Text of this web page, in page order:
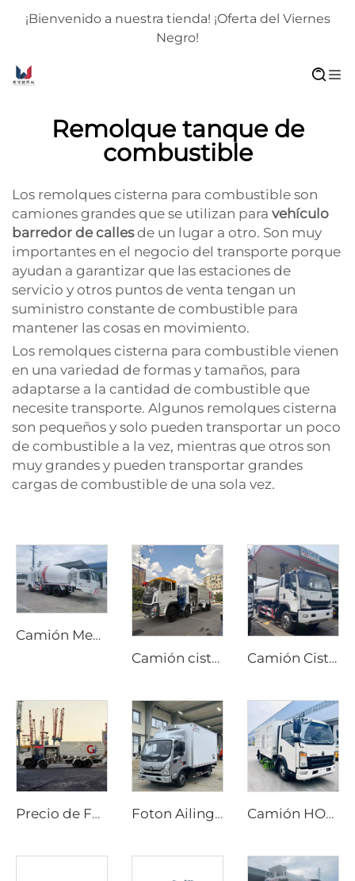
¡Bienvenido a nuestra tienda! ¡Oferta del Viernes
Negro!
Remolque tanque de
combustible
Los remolques cisterna para combustible son
camiones grandes que se utilizan para vehículo
barredor de callesde un lugar a otro. Son muy
importantes en el negocio del transporte porque
ayudan a garantizar que las estaciones de
servicio y otros puntos de venta tengan un
suministro constante de combustible para
mantener las cosas en movimiento.
Los remolques cisterna para combustible vienen
en una variedad de formas y tamaños, para
adaptarse a la cantidad de combustible que
necesite transporte. Algunos remolques cisterna
son pequeños y solo pueden transportar un poco
de combustible a la vez, mientras que otros son
muy grandes y pueden transportar grandes
cargas de combustible de una sola vez.
Camión Mezclador de Cemento Diesel Personalizado con Opciones de Transmisión Manual o Automática y Dirección Bidireccional para Producción en Túneles
Camión cisterna de combustible Dongfeng 8x4 340hp de 12 ruedas, capacidad de 25000 litros, vehículo nuevo de repostaje manual para aviación, avión 4x2 4x4 6x6
Camión Cisterna de Combustible Mini 4x2 Manual Fabricado en China Sinotruk Pequeño Diesel Euro 2 Estándar de Emisiones Tanque de Acero Inoxidable para Aceite
Precio de Fábrica Dongfeng Camión Cisterna Diesel de 25000 Litros 8x4 Tracción para Aviones Tanques de Combustible con Núcleo de Almacenamiento de Aceite Foton Ailing Express, Transmisión Manual, Condición Nueva, Euro 6, Camión Frigorífico para Alimentos Frescos, Combustible Diésel, Camión de Logística y Transporte Refrigerado para Camión HOWO 4x2 de fábrica para aspiración de calles con transmisión manual, nuevo, motor diésel eficiente para limpieza de calles